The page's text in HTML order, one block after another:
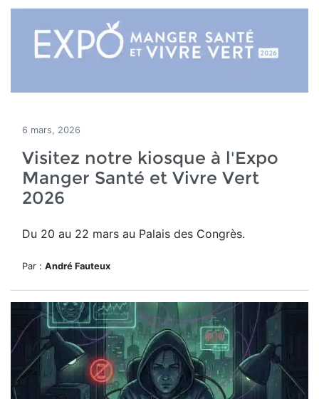
6 mars, 2026
Visitez notre kiosque à l'Expo
Manger Santé et Vivre Vert
2026
Du 20 au 22 mars au Palais des Congrès.
Par : André Fauteux